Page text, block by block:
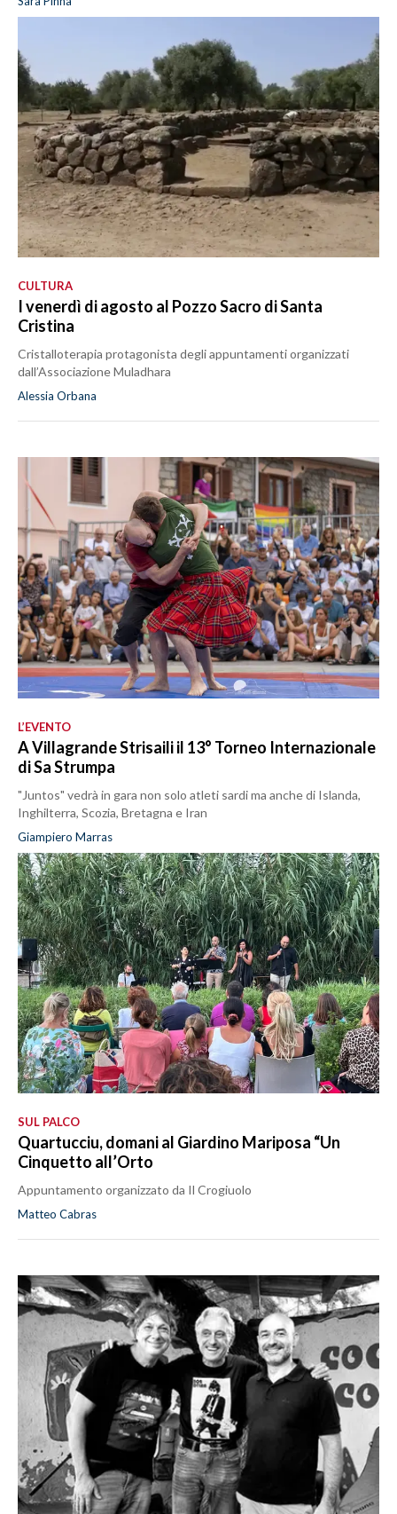
CULTURA
I venerdì di agosto al Pozzo Sacro di Santa
Cristina
Cristalloterapia protagonista degli appuntamenti organizzati
dall’Associazione Muladhara
Alessia Orbana
L’EVENTO
A Villagrande Strisaili il 13° Torneo Internazionale
di Sa Strumpa
"Juntos" vedrà in gara non solo atleti sardi ma anche di Islanda,
Inghilterra, Scozia, Bretagna e Iran
Giampiero Marras
SUL PALCO
Quartucciu, domani al Giardino Mariposa “Un
Cinquetto all’Orto
Appuntamento organizzato da Il Crogiuolo
Matteo Cabras